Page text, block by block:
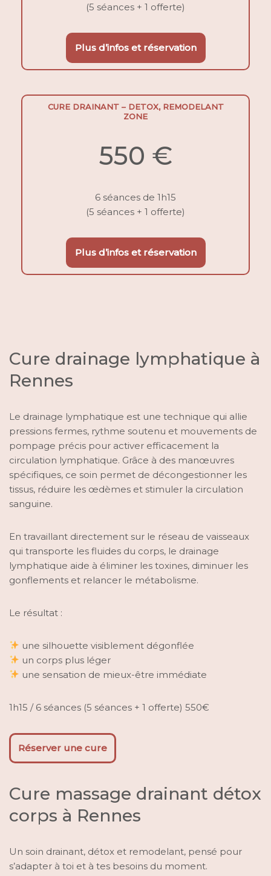
(5 séances + 1 offerte)
Plus d’infos et réservation
CURE DRAINANT – DETOX, REMODELANT
ZONE
550 €
6 séances de 1h15
(5 séances + 1 offerte)
Plus d’infos et réservation
Cure drainage lymphatique à
Rennes
Le drainage lymphatique est une technique qui allie
pressions fermes, rythme soutenu et mouvements de
pompage précis pour activer efficacement la
circulation lymphatique. Grâce à des manœuvres
spécifiques, ce soin permet de décongestionner les
tissus, réduire les œdèmes et stimuler la circulation
sanguine.
En travaillant directement sur le réseau de vaisseaux
qui transporte les fluides du corps, le drainage
lymphatique aide à éliminer les toxines, diminuer les
gonflements et relancer le métabolisme.
Le résultat :
une silhouette visiblement dégonflée
un corps plus léger
une sensation de mieux-être immédiate
1h15 / 6 séances (5 séances + 1 offerte) 550€
Réserver une cure
Cure massage drainant détox
corps à Rennes
Un soin drainant, détox et remodelant, pensé pour
s’adapter à toi et à tes besoins du moment.